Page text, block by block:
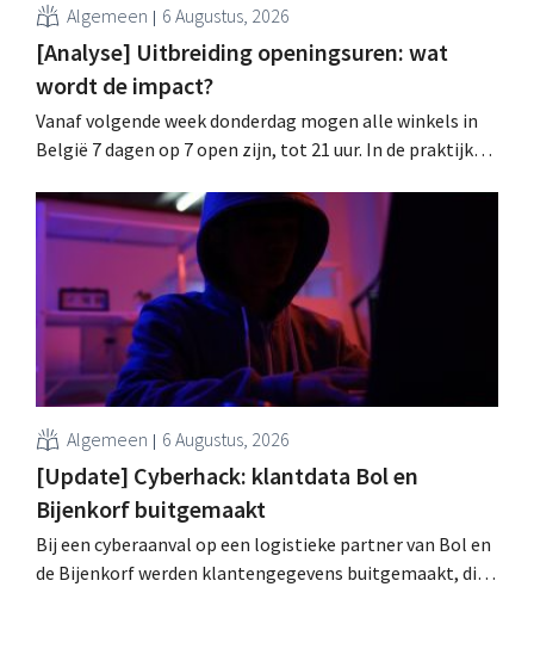
Algemeen 6 Augustus, 2026
[Analyse] Uitbreiding openingsuren: wat
wordt de impact?
Vanaf volgende week donderdag mogen alle winkels in
België 7 dagen op 7 open zijn, tot 21 uur. In de praktijk
arbeidswetgeving een hinderpaal. Is er een gelijk
speelveld?
Algemeen 6 Augustus, 2026
[Update] Cyberhack: klantdata Bol en
Bijenkorf buitgemaakt
Bij een cyberaanval op een logistieke partner van Bol en
de Bijenkorf werden klantengegevens buitgemaakt, die